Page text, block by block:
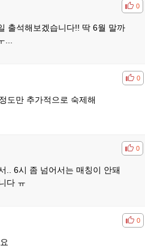
비공감
0
출석해보겠습니다!! 딱 6월 말까
비공감
0
도만 추가적으로 숙제해
비공감
0
.. 6시 좀 넘어서는 매칭이 안돼
다 ㅠ
비공감
0